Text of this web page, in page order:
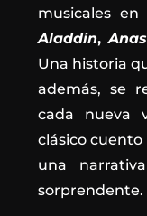
musicales
Aladdín,
Una historia
además, se
cada nueva
clásico
una
sorprendente.